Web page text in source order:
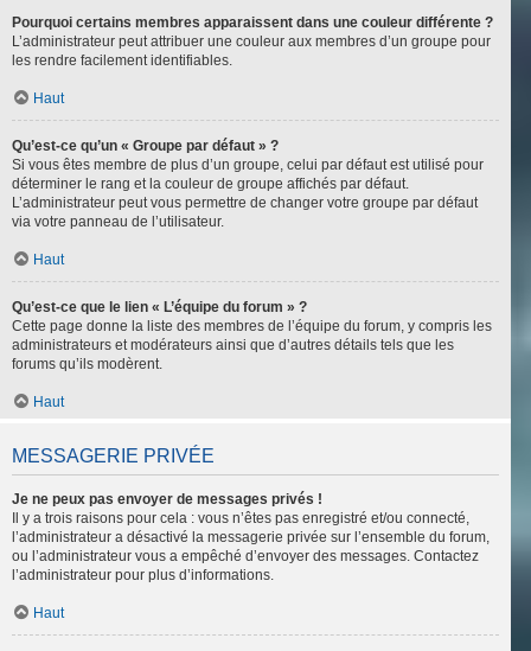
Pourquoi certains membres apparaissent dans une couleur différente ?
L’administrateur peut attribuer une couleur aux membres d’un groupe pour
les rendre facilement identifiables.
Haut
Qu’est-ce qu’un « Groupe par défaut » ?
Si vous êtes membre de plus d’un groupe, celui par défaut est utilisé pour
déterminer le rang et la couleur de groupe affichés par défaut.
L’administrateur peut vous permettre de changer votre groupe par défaut
via votre panneau de l’utilisateur.
Haut
Qu’est-ce que le lien « L’équipe du forum » ?
Cette page donne la liste des membres de l’équipe du forum, y compris les
administrateurs et modérateurs ainsi que d’autres détails tels que les
forums qu’ils modèrent.
Haut
MESSAGERIE PRIVÉE
Je ne peux pas envoyer de messages privés !
Il y a trois raisons pour cela : vous n’êtes pas enregistré et/ou connecté,
l’administrateur a désactivé la messagerie privée sur l’ensemble du forum,
ou l’administrateur vous a empêché d’envoyer des messages. Contactez
l’administrateur pour plus d’informations.
Haut